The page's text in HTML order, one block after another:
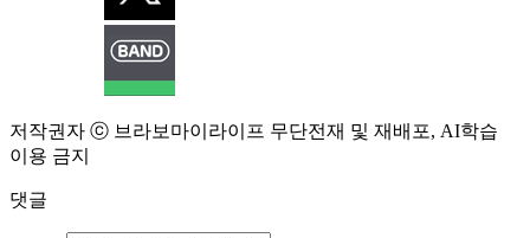
저작권자 ⓒ 브라보마이라이프 무단전재 및 재배포, AI학습
이용 금지
댓글